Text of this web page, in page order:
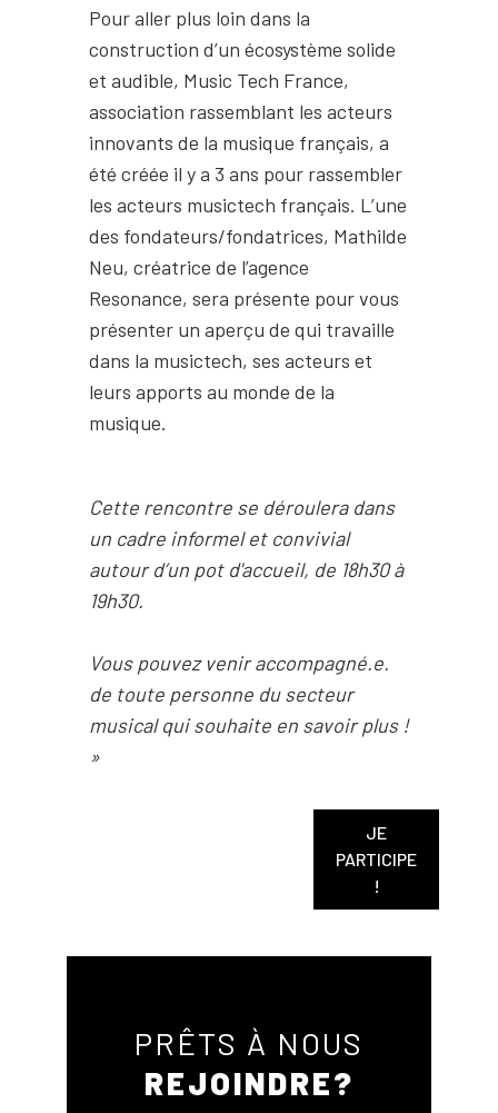
Pour aller plus loin dans la
construction d’un écosystème solide
et audible, Music Tech France,
association rassemblant les acteurs
innovants de la musique français, a
été créée il y a 3 ans pour rassembler
les acteurs musictech français. L’une
des fondateurs/fondatrices, Mathilde
Neu, créatrice de l’agence
Resonance, sera présente pour vous
présenter un aperçu de qui travaille
dans la musictech, ses acteurs et
leurs apports au monde de la
musique.
Cette rencontre se déroulera dans
un cadre informel et convivial
autour d’un pot d'accueil, de 18h30 à
19h30.
Vous pouvez venir accompagné.e.
de toute personne du secteur
musical qui souhaite en savoir plus !
»
JE
PARTICIPE
!
PRÊTS À NOUS
REJOINDRE?